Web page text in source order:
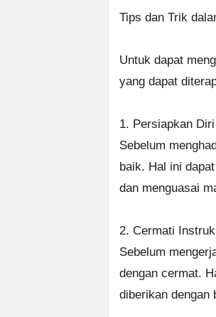
Tips dan Trik
Untuk dapat
yang dapat
1. Persiapkan
Sebelum
baik. Hal ini
dan menguasai
2. Cermati
Sebelum
dengan cermat.
diberikan dengan